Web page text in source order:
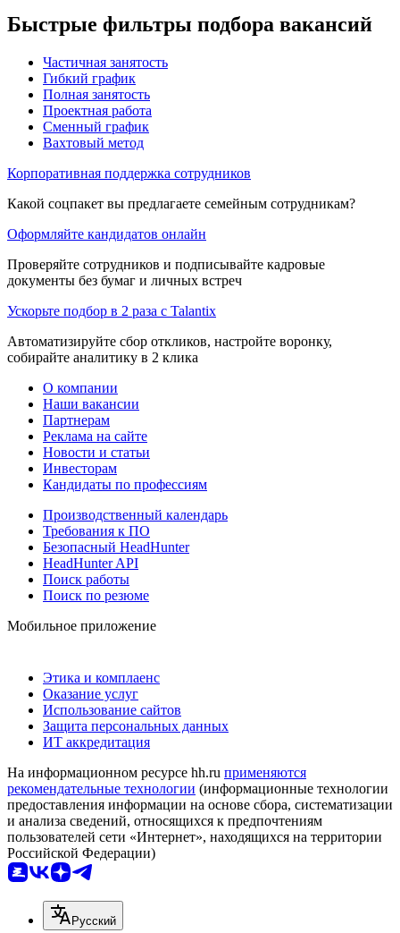
Быстрые фильтры подбора вакансий
Частичная занятость
Гибкий график
Полная занятость
Проектная работа
Сменный график
Вахтовый метод
Корпоративная поддержка сотрудников
Какой соцпакет вы предлагаете семейным сотрудникам?
Оформляйте кандидатов онлайн
Проверяйте сотрудников и подписывайте кадровые
документы без бумаг и личных встреч
Ускорьте подбор в 2 раза с Talantix
Автоматизируйте сбор откликов, настройте воронку,
собирайте аналитику в 2 клика
О компании
Наши вакансии
Партнерам
Реклама на сайте
Новости и статьи
Инвесторам
Кандидаты по профессиям
Производственный календарь
Требования к ПО
Безопасный HeadHunter
HeadHunter API
Поиск работы
Поиск по резюме
Мобильное приложение
Этика и комплаенс
Оказание услуг
Использование сайтов
Защита персональных данных
ИТ аккредитация
На информационном ресурсе hh.ru применяются
рекомендательные технологии (информационные технологии
предоставления информации на основе сбора, систематизации
и анализа сведений, относящихся к предпочтениям
пользователей сети «Интернет», находящихся на территории
Российской Федерации)
Русский